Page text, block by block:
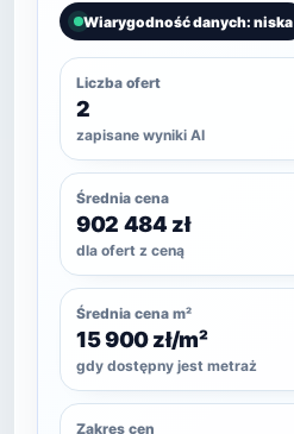
Wiarygodność danych: niska
Liczba ofert
2
zapisane wyniki AI
Średnia cena
902 484 zł
dla ofert z ceną
Średnia cena m²
15 900 zł/m²
gdy dostępny jest metraż
Zakres cen